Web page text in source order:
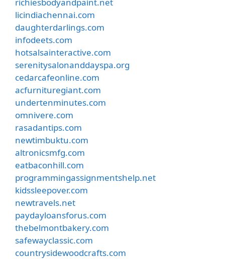
licindiachennai.com
daughterdarlings.com
infodeets.com
hotsalsainteractive.com
serenitysalonanddayspa.org
cedarcafeonline.com
acfurnituregiant.com
undertenminutes.com
omnivere.com
rasadantips.com
newtimbuktu.com
altronicsmfg.com
eatbaconhill.com
programmingassignmentshelp.net
kidssleepover.com
newtravels.net
paydayloansforus.com
thebelmontbakery.com
safewayclassic.com
countrysidewoodcrafts.com